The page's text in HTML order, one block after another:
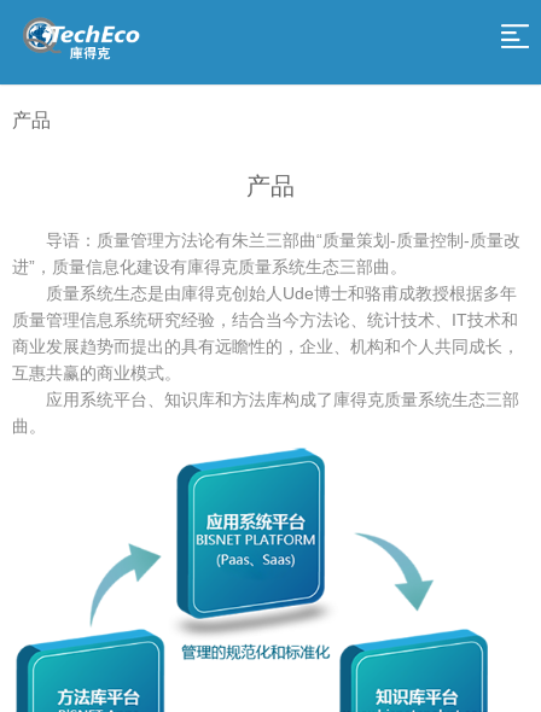
网
站
产
案
我
们
得
克
学
加
入
我
返
回
产品
产品
导语：质量管理方法论有朱兰三部曲“质量策划-质量控制-质量改
进”，质量信息化建设有庫得克质量系统生态三部曲。
质量系统生态是由庫得克创始人Ude博士和骆甫成教授根据多年
质量管理信息系统研究经验，结合当今方法论、统计技术、IT技术和
商业发展趋势而提出的具有远瞻性的，企业、机构和个人共同成长，
互惠共赢的商业模式。
应用系统平台、知识库和方法库构成了庫得克质量系统生态三部
曲。